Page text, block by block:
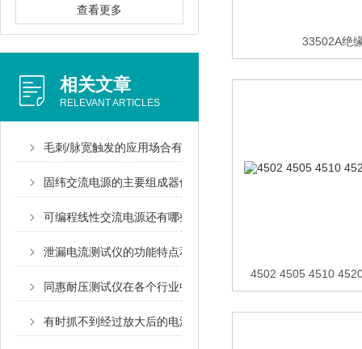
查看更多
相关文章
RELEVANT ARTICLES
毛刺/脉宽触发的应用场合有那些？
固纬交流电源的主要组成器件是什么
可编程线性交流电源还有哪些不常见的用途？
泄漏电流测试仪的功能特点和测试要点说明
同惠耐压测试仪在各个行业中有着广泛的应用
有时抓不到经过放大后的电流信号?
33502A绝
4502 4505 4510